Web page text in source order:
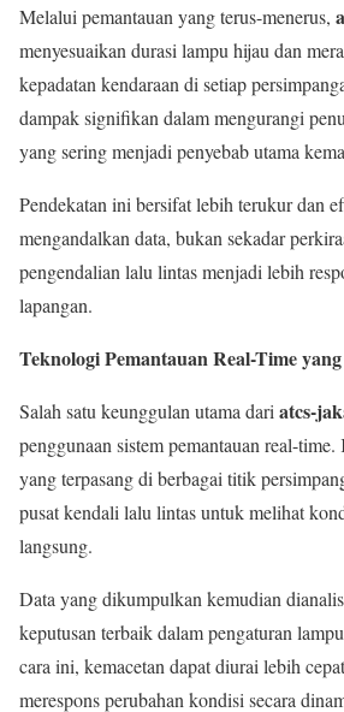
Melalui pemantauan yang terus-menerus,
menyesuaikan durasi lampu hijau dan
kepadatan kendaraan di setiap
dampak signifikan dalam mengurangi
yang sering menjadi penyebab utama
Pendekatan ini bersifat lebih terukur dan
mengandalkan data, bukan sekadar
pengendalian lalu lintas menjadi lebih
lapangan.
Teknologi Pemantauan Real-Time
Salah satu keunggulan utama dari atcs-
penggunaan sistem pemantauan real-time.
yang terpasang di berbagai titik
pusat kendali lalu lintas untuk melihat
langsung.
Data yang dikumpulkan kemudian
keputusan terbaik dalam pengaturan
cara ini, kemacetan dapat diurai lebih
merespons perubahan kondisi secara